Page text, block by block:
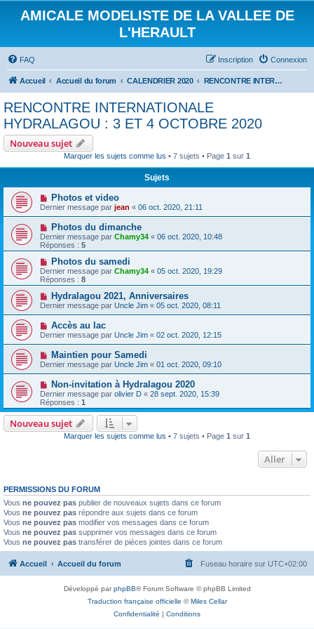
AMICALE MODELISTE DE LA VALLEE DE
L'HERAULT
FAQ Connexion
Inscription
Accueil Accueil du forum CALENDRIER 2020 RENCONTRE INTERNATIONALE HYDRALAGOU : 3 ET 4 OCTOBRE 2020
RENCONTRE INTERNATIONALE
HYDRALAGOU : 3 ET 4 OCTOBRE 2020
Nouveau sujet
Marquer les sujets comme lus • 7 sujets • Page 1 sur 1
Sujets
Photos et video
Dernier message par jean « 06 oct. 2020, 21:11
Photos du dimanche
Dernier message par Chamy34 « 06 oct. 2020, 10:48
Réponses : 5
Photos du samedi
Dernier message par Chamy34 « 05 oct. 2020, 19:29
Réponses : 8
Hydralagou 2021, Anniversaires
Dernier message par Uncle Jim « 05 oct. 2020, 08:11
Accès au lac
Dernier message par Uncle Jim « 02 oct. 2020, 12:15
Maintien pour Samedi
Dernier message par Uncle Jim « 01 oct. 2020, 09:10
Non-invitation à Hydralagou 2020
Dernier message par olivier D « 28 sept. 2020, 15:39
Réponses : 1
Nouveau sujet
Marquer les sujets comme lus • 7 sujets • Page 1 sur 1
Aller
PERMISSIONS DU FORUM
Vous ne pouvez pas publier de nouveaux sujets dans ce forum
Vous ne pouvez pas répondre aux sujets dans ce forum
Vous ne pouvez pas modifier vos messages dans ce forum
Vous ne pouvez pas supprimer vos messages dans ce forum
Vous ne pouvez pas transférer de pièces jointes dans ce forum
Accueil Accueil du forum Fuseau horaire sur UTC+02:00
Développé parphpBB® Forum Software © phpBB Limited
Traduction française officielle ©Miles Cellar
Confidentialité | Conditions